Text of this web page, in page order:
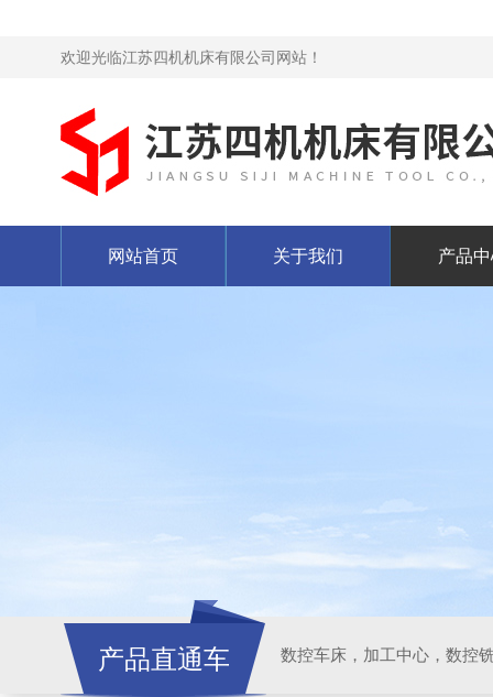
欢迎光临江苏四机机床有限公司网站！
网站首页 关于我们 产品
产品直通车